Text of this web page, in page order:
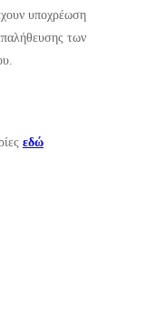
υποχρέωση
των
εδώ